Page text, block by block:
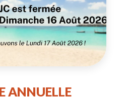
ANNUELLE